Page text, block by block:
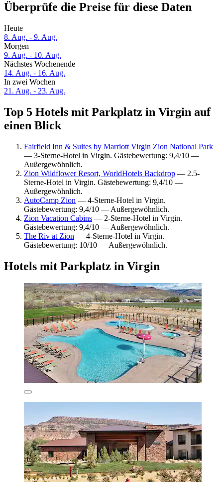
Überprüfe die Preise für diese Daten
Heute
8. Aug. - 9. Aug.
Morgen
9. Aug. - 10. Aug.
Nächstes Wochenende
14. Aug. - 16. Aug.
In zwei Wochen
21. Aug. - 23. Aug.
Top 5 Hotels mit Parkplatz in Virgin auf
einen Blick
Fairfield Inn & Suites by Marriott Virgin Zion National Park
— 3-Sterne-Hotel in Virgin. Gästebewertung: 9,4/10 —
Außergewöhnlich.
Zion Wildflower Resort, WorldHotels Backdrop — 2.5-
Sterne-Hotel in Virgin. Gästebewertung: 9,4/10 —
Außergewöhnlich.
AutoCamp Zion — 4-Sterne-Hotel in Virgin.
Gästebewertung: 9,4/10 — Außergewöhnlich.
Zion Vacation Cabins — 2-Sterne-Hotel in Virgin.
Gästebewertung: 9,4/10 — Außergewöhnlich.
The Riv at Zion — 4-Sterne-Hotel in Virgin.
Gästebewertung: 10/10 — Außergewöhnlich.
Hotels mit Parkplatz in Virgin